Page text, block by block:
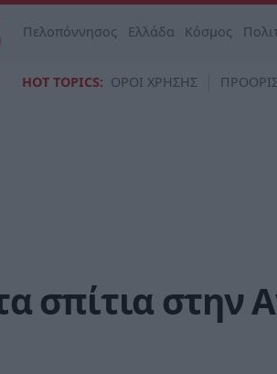
Πελοπόννησος Ελλάδα Κόσμος
HOT TOPICS: ΟΡΟΙ ΧΡΗΣΗΣ
σπίτια στην